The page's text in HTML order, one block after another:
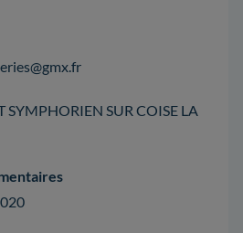
SYMPHORIEN SUR COISE LA